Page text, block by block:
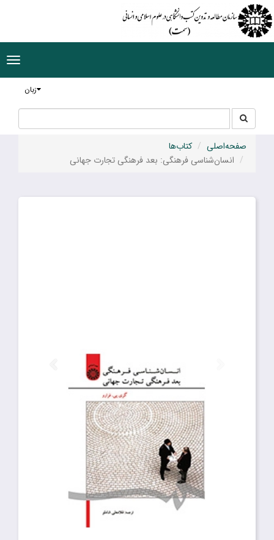
زبان
جستجو
در
سایت
صفحه‌اصلی
کتاب‌ها
انسان‌شناسی فرهنگی: بعد فرهنگی تجارت جهانی